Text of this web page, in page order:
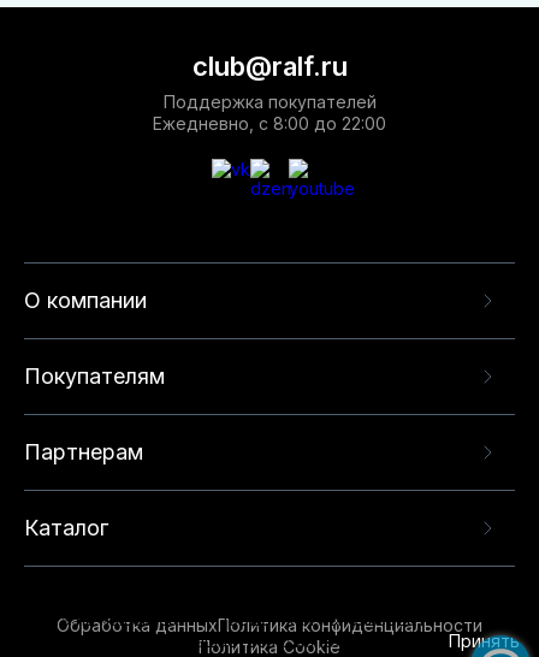
О компании
Покупателям
Партнерам
Каталог
club@ralf.ru
Поддержка покупателей
Ежедневно, с 8:00 до 22:00
Обработка данныхПолитика конфиденциальности
Политика Cookie
опыта на нашем сайте. Продолжая использовать
данный сайт, вы соглашаетесь с использованием
Принять